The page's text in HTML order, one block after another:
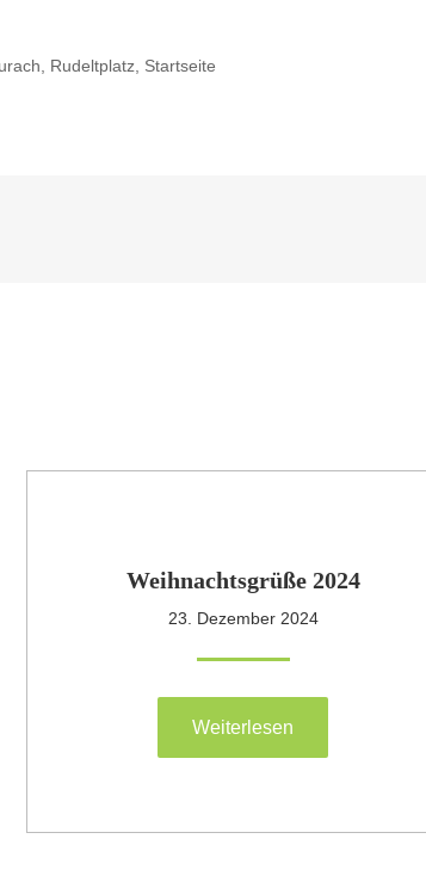
Rudeltplatz, Startseite
Weihnachtsgrüße 2024
23. Dezember 2024
Weiterlesen